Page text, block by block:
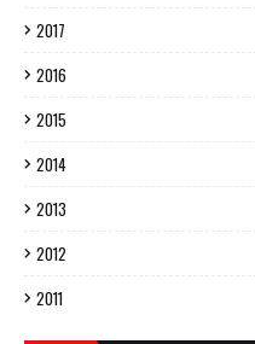
2017
2016
2015
2014
2013
2012
2011